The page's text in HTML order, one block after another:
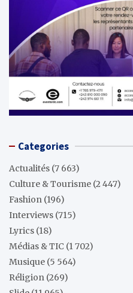
Categories
Actualités (7 663)
Culture & Tourisme (2 447)
Fashion (196)
Interviews (715)
Lyrics (18)
Médias & TIC (1 702)
Musique (5 564)
Réligion (269)